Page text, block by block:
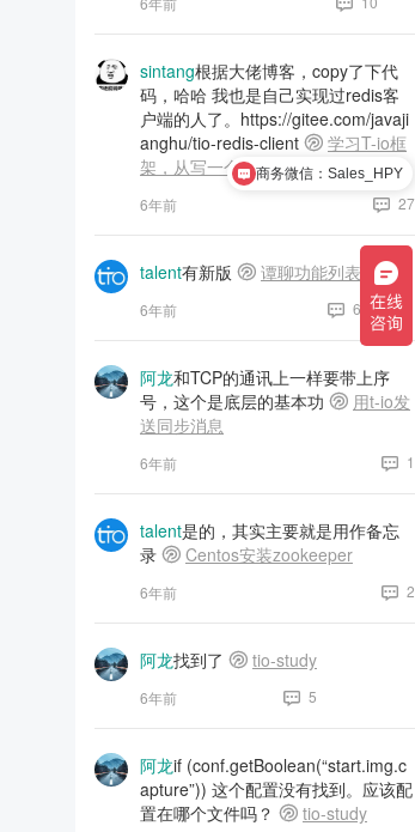
sintang根据大佬博客，copy了下代
码，哈哈 我也是自己实现过redis客
户端的人了。https://gitee.com/javaji
anghu/tio-redis-client
学习T-io框
架，从写一个Redis客户端开始
6年前 27
talent有新版 谭聊功能列表
6年前 6
阿龙和TCP的通讯上一样要带上序
号，这个是底层的基本功
用t-io发
送同步消息
6年前 1
talent是的，其实主要就是用作备忘
录
Centos安装zookeeper
6年前 2
阿龙找到了 tio-study
6年前 5
阿龙if (conf.getBoolean(“start.img.c
apture”)) 这个配置没有找到。应该配
置在哪个文件吗？
tio-study
商务微信：Sales_HPY